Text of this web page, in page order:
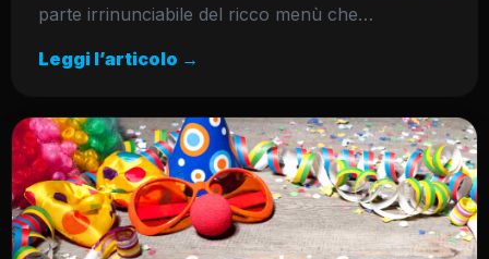
parte irrinunciabile del ricco menù che…
Leggi l’articolo →